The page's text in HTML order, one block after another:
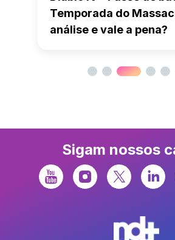
Temporada do
análise e vale a pena?
Sigam nossos